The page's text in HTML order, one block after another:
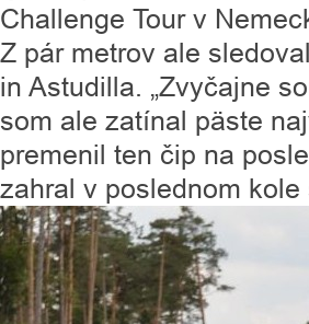
Challenge Tour v
Z pár metrov ale
in Astudilla. „Zvyčajne
som ale zatínal päste
premenil ten čip na
zahral v poslednom kole